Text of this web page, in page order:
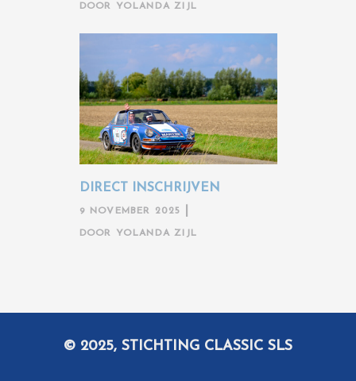
DOOR YOLANDA ZIJL
DIRECT INSCHRIJVEN
9 NOVEMBER 2025
DOOR YOLANDA ZIJL
© 2025, STICHTING CLASSIC SLS